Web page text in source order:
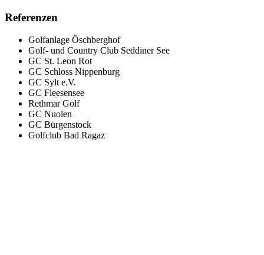
Referenzen
Golfanlage Öschberghof
Golf- und Country Club Seddiner See
GC St. Leon Rot
GC Schloss Nippenburg
GC Sylt e.V.
GC Fleesensee
Rethmar Golf
GC Nuolen
GC Bürgenstock
Golfclub Bad Ragaz